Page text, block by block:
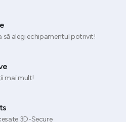
să alegi echipamentul potrivit!
mai mult!
3D-Secure